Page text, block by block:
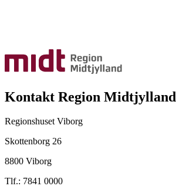
Kontakt Region Midtjylland
Regionshuset Viborg
Skottenborg 26
8800 Viborg
Tlf.: 7841 0000